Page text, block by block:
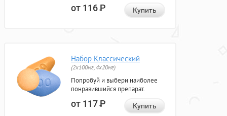
от 116Р Купить
Набор Классический
(2x100мг, 4x20мг)
Попробуй и выбери наиболее
понравившийся препарат.
от 117Р Купить